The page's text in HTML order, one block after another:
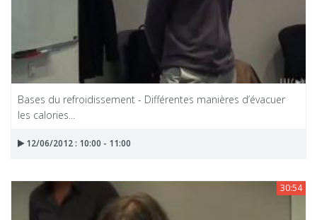
Bases du refroidissement - Différentes manières d’évacuer
les calories...
12/06/2012 : 10:00 - 11:00
30:54